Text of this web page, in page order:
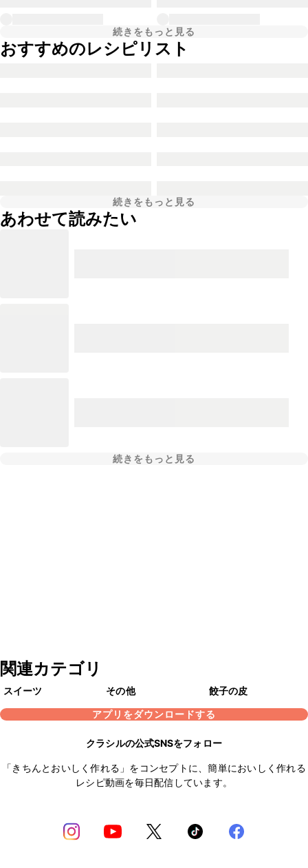
続きをもっと見る
おすすめのレシピリスト
続きをもっと見る
あわせて読みたい
続きをもっと見る
関連カテゴリ
スイーツ その他
餃子の皮
アプリをダウンロードする
クラシルの公式SNSをフォロー
「きちんとおいしく作れる」をコンセプトに、簡単においしく作れる
レシピ動画を毎日配信しています。